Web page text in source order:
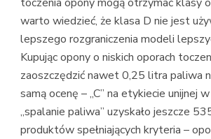
warto wiedzieć, że klasa D nie jest
lepszego rozgraniczenia modeli
Kupując opony o niskich oporach
zaoszczędzić nawet 0,25 litra paliwa
samą ocenę – „C” na etykiecie unijnej
„spalanie paliwa” uzyskało jeszcze
produktów spełniających kryteria –